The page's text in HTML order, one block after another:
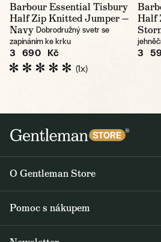
Barbour Essential Tisbury
Half Zip Knitted Jumper —
Navy Dobrodružný svetr se
zapínáním ke krku
3 690 Kč
(1x)
Half
3
O Gentleman Store
Napsali o nás
Pomoc s nákupem